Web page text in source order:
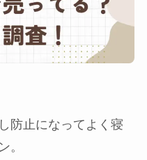
防止になってよく寝
。